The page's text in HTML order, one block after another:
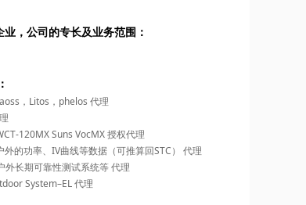
，公司的专长及业务范围：
，Litos，phelos 代理
120MX Suns VocMX 授权代理
的功率、IV曲线等数据（可推算回STC） 代理
长期可靠性测试系统等 代理
System–EL 代理